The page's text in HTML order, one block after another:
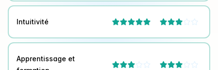
Intuitivité  
Apprentissage et
 